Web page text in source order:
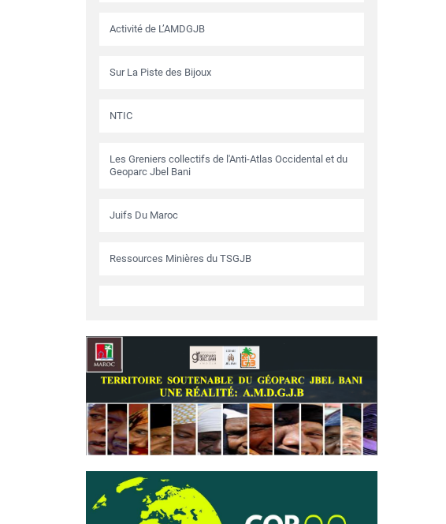
Activité de L’AMDGJB
Sur La Piste des Bijoux
NTIC
Les Greniers collectifs de l'Anti-Atlas Occidental et du
Geoparc Jbel Bani
Juifs Du Maroc
Ressources Minières du TSGJB